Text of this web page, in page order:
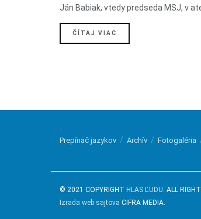
Ján Babiak, vtedy predseda MSJ, v
ČÍTAJ VIAC
Prepínač jazykov Archív Fotogaléria
© 2021 COPYRIGHT HLAS ĽUDU . ALL
Izrada web sajtova CIFRA MEDIA.